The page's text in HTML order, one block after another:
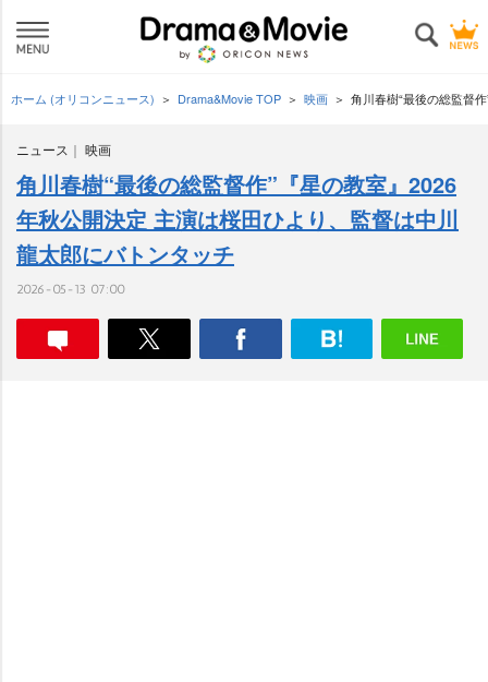
ホーム (オリコンニュース) Drama&Movie TOP 映画 角川春樹“最後の総監督
ニュース 映画
角川春樹“最後の総監督作”『星の教室』2026
年秋公開決定 主演は桜田ひより、監督は中川
龍太郎にバトンタッチ
2026-05-13 07:00